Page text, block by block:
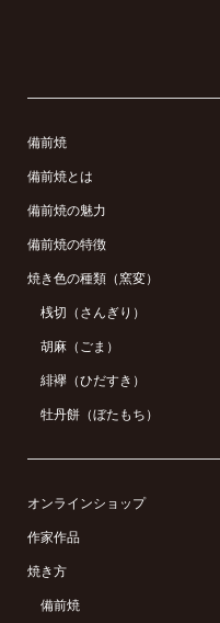
備前焼
備前焼とは
備前焼の魅力
備前焼の特徴
焼き色の種類（窯変）
桟切（さんぎり）
胡麻（ごま）
緋襷（ひだすき）
牡丹餅（ぼたもち）
オンラインショップ
作家作品
焼き方
備前焼